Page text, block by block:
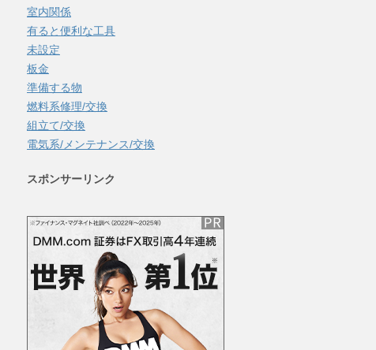
室内関係
有ると便利な工具
未設定
板金
準備する物
燃料系修理/交換
組立て/交換
電気系/メンテナンス/交換
スポンサーリンク